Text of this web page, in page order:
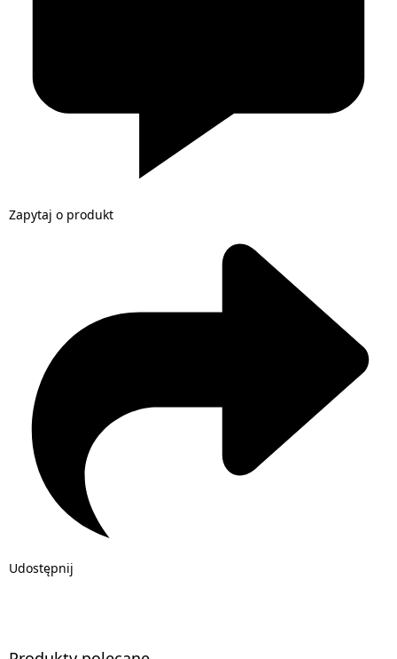
Zapytaj o produkt
Udostępnij